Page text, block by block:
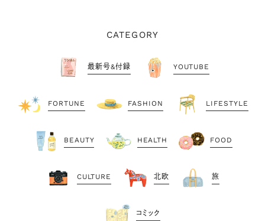
CATEGORY
最新号&付録 YOUTUBE
FORTUNE FASHION LIFESTYLE
BEAUTY HEALTH FOOD
CULTURE 北欧 旅
コミック